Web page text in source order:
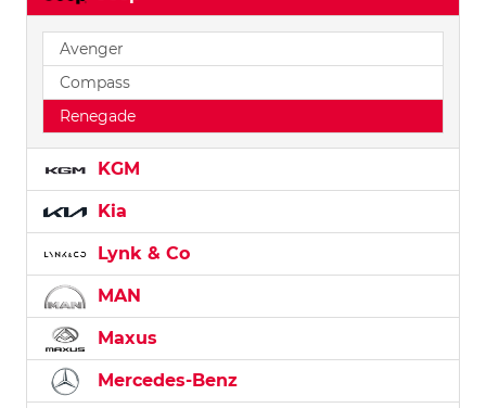
Avenger
Compass
Renegade
KGM
Kia
Lynk & Co
MAN
Maxus
Mercedes-Benz